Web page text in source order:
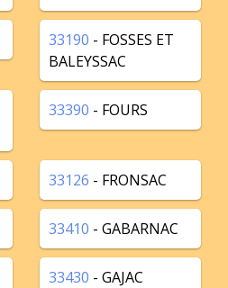
33190 - FOSSES ET
BALEYSSAC
33390 - FOURS
33126 - FRONSAC
33410 - GABARNAC
33430 - GAJAC